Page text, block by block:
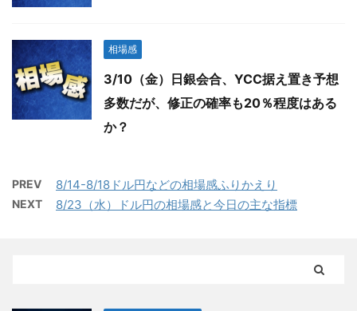
相場感
3/10（金）日銀会合、YCC据え置き予想
多数だが、修正の確率も20％程度はある
か？
PREV 8/14-8/18ドル円などの相場感ふりかえり
NEXT 8/23（水）ドル円の相場感と今日の主な指標